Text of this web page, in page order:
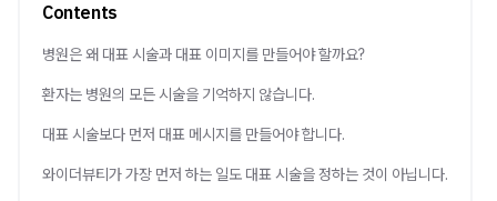
Contents
병원은 왜 대표 시술과 대표 이미지를 만들어야 할까요?
환자는 병원의 모든 시술을 기억하지 않습니다.
대표 시술보다 먼저 대표 메시지를 만들어야 합니다.
와이더뷰티가 가장 먼저 하는 일도 대표 시술을 정하는 것이 아닙니다.